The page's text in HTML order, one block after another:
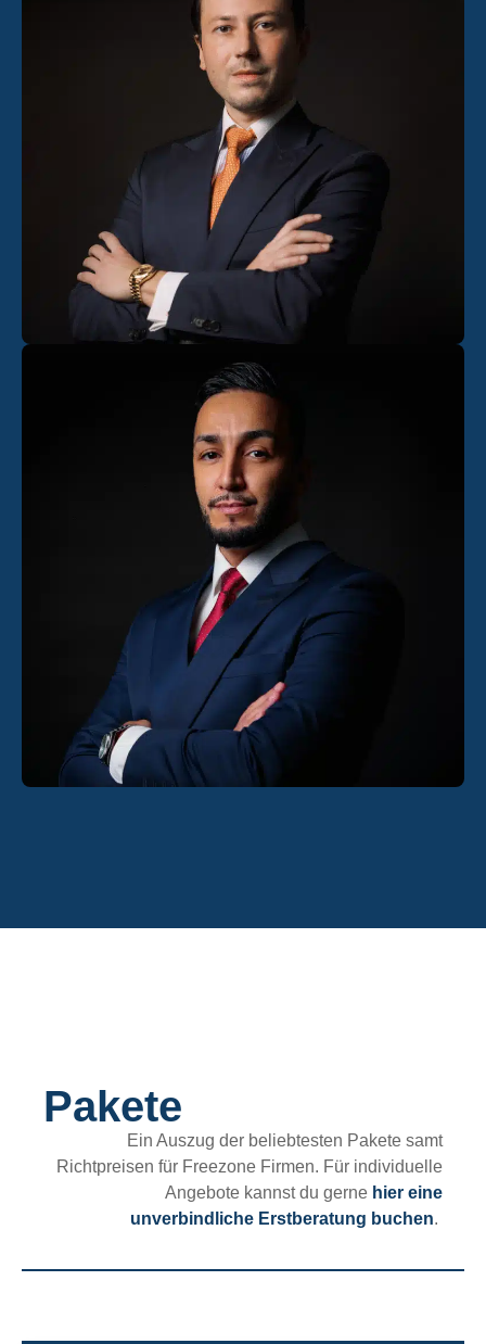
Pakete
Ein Auszug der beliebtesten Pakete samt
Richtpreisen für Freezone Firmen. Für individuelle
Angebote kannst du gerne hier eine
unverbindliche Erstberatung buchen.